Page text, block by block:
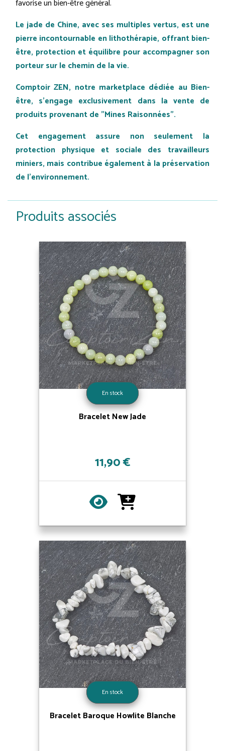
favorise un bien-être général.
Le jade de Chine, avec ses multiples vertus, est une
pierre incontournable en lithothérapie, offrant bien-
être, protection et équilibre pour accompagner son
porteur sur le chemin de la vie.
Comptoir ZEN, notre marketplace dédiée au Bien-
être, s'engage exclusivement dans la vente de
produits provenant de "Mines Raisonnées".
Cet engagement assure non seulement la
protection physique et sociale des travailleurs
miniers, mais contribue également à la préservation
de l'environnement.
Produits associés
En stock
Bracelet New Jade
11,90 €
En stock
Bracelet Baroque Howlite Blanche